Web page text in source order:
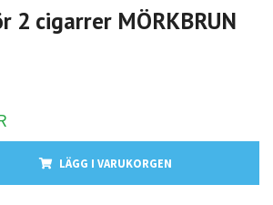
2 cigarrer MÖRKBRUN
LÄGG I VARUKORGEN